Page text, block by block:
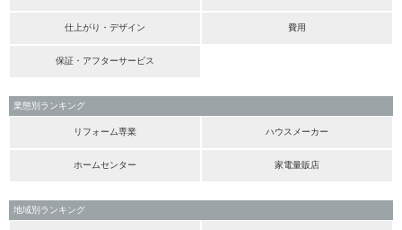
仕上がり・デザイン 費用
保証・アフターサービス
業態別ランキング
リフォーム専業 ハウスメーカー
ホームセンター 家電量販店
地域別ランキング